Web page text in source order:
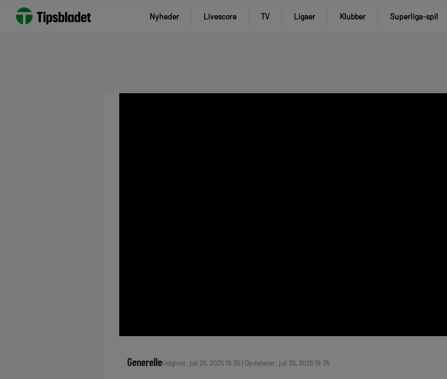
Nyheder Livescore TV Ligaer Klubber Superliga-spil
GenerelleUdgivet: juli 25, 2025 19:35 | Opdateret: juli 25, 2025 19:35